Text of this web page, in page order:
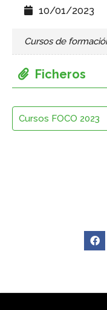
10/01/2023
Cursos de
Cursos FOCO 2023